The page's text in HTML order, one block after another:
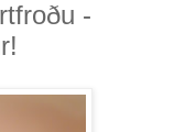
-